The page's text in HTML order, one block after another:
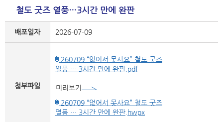
철도 굿즈 열풍…3시간 만에 완판
배포일자 2026-07-09
첨부파일
260709 “없어서 못사요” 철도 굿즈
열풍 … 3시간 만에 완판.pdf
미리보기
260709 “없어서 못사요” 철도 굿즈
열풍 … 3시간 만에 완판.hwpx